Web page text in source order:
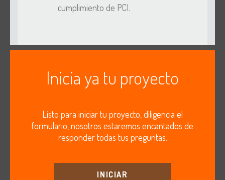
cumplimiento de PCI.
Inicia ya tu proyecto
Listo para iniciar tu proyecto, diligencia el
formulario, nosotros estaremos encantados de
responder todas tus preguntas.
INICIAR